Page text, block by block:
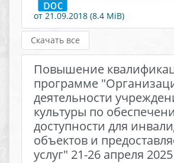
от 21.09.2018 (8.4 MiB)
Скачать все
Повышение
программе
деятельности
культуры по
доступности для
объектов и
услуг" 21-26 апреля 2025